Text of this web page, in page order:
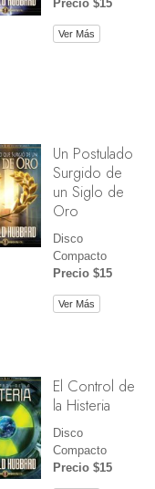
Precio $15
Ver Más
Un Postulado
Surgido de
un Siglo de
Oro
Disco
Compacto
Precio $15
Ver Más
El Control de
la Histeria
Disco
Compacto
Precio $15